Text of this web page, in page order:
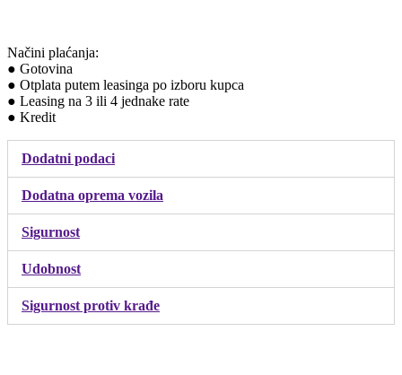
Načini plaćanja:
● Gotovina
● Otplata putem leasinga po izboru kupca
● Leasing na 3 ili 4 jednake rate
● Kredit
Dodatni podaci
Dodatna oprema vozila
Sigurnost
Udobnost
Sigurnost protiv krađe